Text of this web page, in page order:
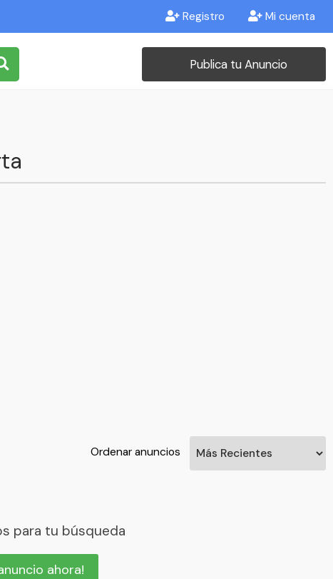
Registro Mi cuenta
Publica tu Anuncio
Ordenar anuncios
para tu búsqueda
ahora!